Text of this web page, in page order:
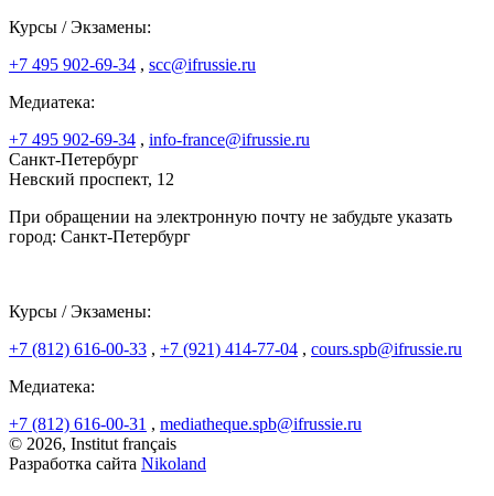
Курсы / Экзамены:
+7 495 902-69-34 , scc@ifrussie.ru
Медиатека:
+7 495 902-69-34 , info-france@ifrussie.ru
Санкт-Петербург
Невский проспект, 12
При обращении на электронную почту не забудьте указать
город: Санкт-Петербург
Курсы / Экзамены:
+7 (812) 616-00-33 , +7 (921) 414-77-04 , cours.spb@ifrussie.ru
Медиатека:
+7 (812) 616-00-31 , mediatheque.spb@ifrussie.ru
© 2026, Institut français
Разработка сайта Nikoland